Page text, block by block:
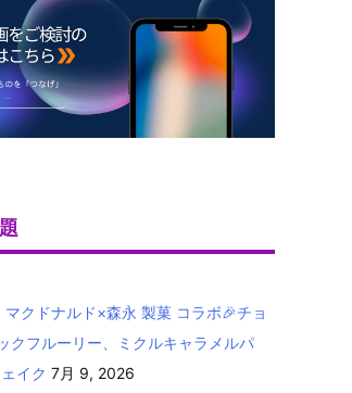
マクドナルド×森永 製菓 コラボ🎉チョ
クフルーリー、ミクルキャラメルパ
イク 7月 9, 2026